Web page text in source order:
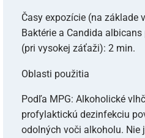
Časy expozície (na základe
Baktérie a Candida
(pri vysokej záťaži): 2 min.
Oblasti použitia
Podľa MPG: Alkoholické
profylaktickú dezinfekciu
odolných voči alkoholu. Nie